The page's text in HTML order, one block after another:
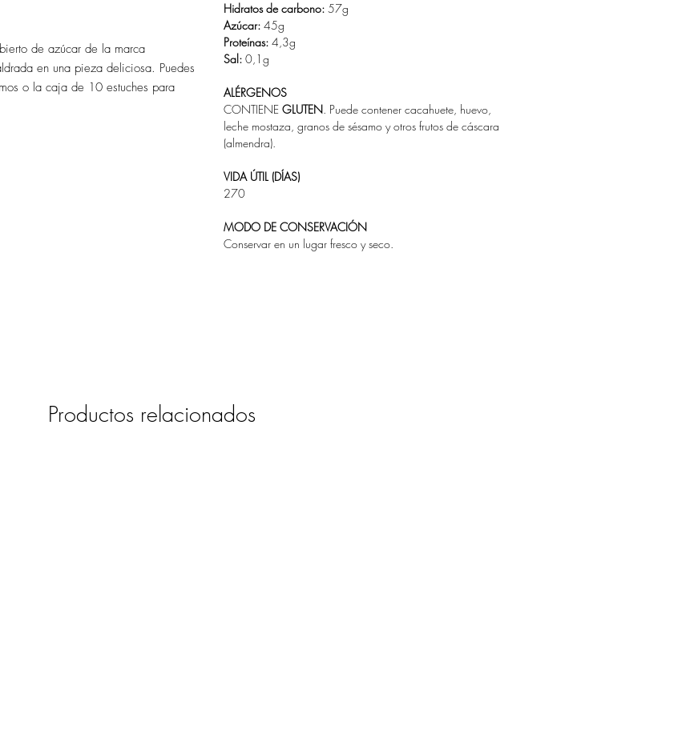
de azúcar de la marca
en una pieza deliciosa. Puedes
o la caja de 10 estuches para
Hidratos de carbono: 57g
Azúcar: 45g
Proteínas: 4,3g
Sal: 0,1g
ALÉRGENOS
CONTIENE GLUTEN. Puede contener cacahuete, huevo,
leche mostaza, granos de sésamo y otros frutos de cáscara
(almendra).
VIDA ÚTIL (DÍAS)
270
MODO DE CONSERVACIÓN
Conservar en un lugar fresco y seco.
Productos relacionados